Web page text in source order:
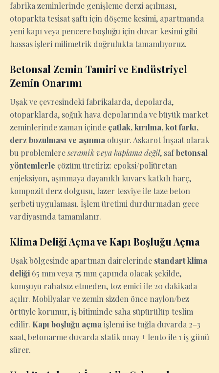
fabrika zeminlerinde genişleme derzi açılması,
otoparkta tesisat şaftı için döşeme kesimi, apartmanda
yeni kapı veya pencere boşluğu için duvar kesimi gibi
hassas işleri milimetrik doğrulukta tamamlıyoruz.
Betonsal Zemin Tamiri ve Endüstriyel
Zemin Onarımı
Uşak ve çevresindeki fabrikalarda, depolarda,
otoparklarda, soğuk hava depolarında ve büyük market
zeminlerinde zaman içinde çatlak, kırılma, kot farkı,
derz bozulması ve aşınma oluşur. Askarot İnşaat olarak
bu problemlereseramik veya kaplama değil, safbetonsal
yöntemlerle çözüm üretiriz: epoksi/poliüretan
enjeksiyon, aşınmaya dayanıklı kuvars katkılı harç,
kompozit derz dolgusu, lazer tesviye ile taze beton
şerbeti uygulaması. İşlem üretimi durdurmadan gece
vardiyasında tamamlanır.
Klima Deliği Açma ve Kapı Boşluğu Açma
Uşak bölgesinde apartman dairelerinde standart klima
deliği 65 mm veya 75 mm çapında olacak şekilde,
komşuyu rahatsız etmeden, toz emici ile 20 dakikada
açılır. Mobilyalar ve zemin sizden önce naylon/bez
örtüyle korunur, iş bitiminde saha süpürülüp teslim
edilir. Kapı boşluğu açma işlemi ise tuğla duvarda 2–3
saat, betonarme duvarda statik onay + lento ile 1 iş günü
sürer.